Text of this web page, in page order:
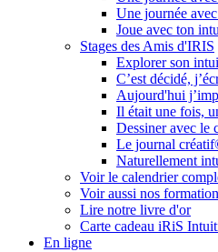
Une journée
Joue avec ton
Stages des Amis d'IRIS
Explorer son
C’est décidé,
Aujourd'hui
Il était une fois,
Dessiner avec le
Le journal
Naturellement
Voir le calendrier
Voir aussi nos
Lire notre livre d'or
Carte cadeau iRiS
En ligne